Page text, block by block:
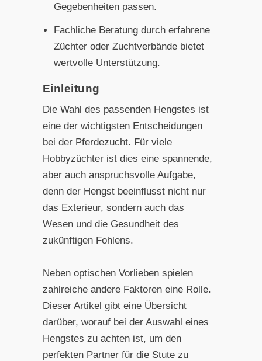
Gegebenheiten passen.
Fachliche Beratung durch erfahrene
Züchter oder Zuchtverbände bietet
wertvolle Unterstützung.
Einleitung
Die Wahl des passenden Hengstes ist
eine der wichtigsten Entscheidungen
bei der Pferdezucht. Für viele
Hobbyzüchter ist dies eine spannende,
aber auch anspruchsvolle Aufgabe,
denn der Hengst beeinflusst nicht nur
das Exterieur, sondern auch das
Wesen und die Gesundheit des
zukünftigen Fohlens.
Neben optischen Vorlieben spielen
zahlreiche andere Faktoren eine Rolle.
Dieser Artikel gibt eine Übersicht
darüber, worauf bei der Auswahl eines
Hengstes zu achten ist, um den
perfekten Partner für die Stute zu